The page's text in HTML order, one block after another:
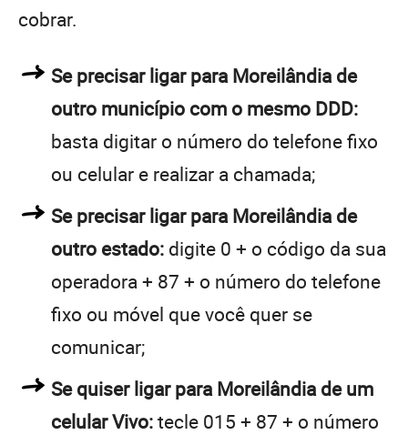
cobrar.
Se precisar ligar para Moreilândia de
outro município com o mesmo DDD:
basta digitar o número do telefone fixo
ou celular e realizar a chamada;
Se precisar ligar para Moreilândia de
outro estado: digite 0 + o código da sua
operadora + 87 + o número do telefone
fixo ou móvel que você quer se
comunicar;
Se quiser ligar para Moreilândia de um
celular Vivo:tecle 015 + 87 + o número